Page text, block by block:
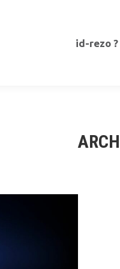
id-rezo ?
id-rezo ?